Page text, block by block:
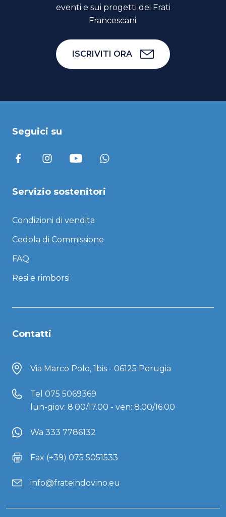
eventi e sui progetti dei Frati
Francescani.
ISCRIVITI ORA
Seguici su
Servizio sostenitori
Condizioni di vendita
Cedola di Commissione
FAQ
Resi e rimborsi
Contatti
Via Marco Polo, 1bis - 06125 Perugia
Tel 075 5069369
lun-giov: 8.00/17.00 - ven: 8.00/16.00
Wa 333 7786132
Fax (+39) 075 5051533
info@frateindovino.eu